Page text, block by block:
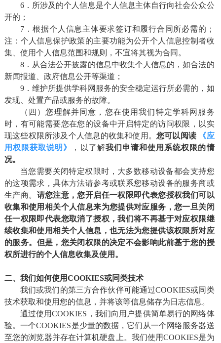
6．所涉及的个人信息是个人信息主体自行向社会公众公
开的；
7．根据个人信息主体要求签订和履行合同所必需的；
注：个人信息保护政策的主要功能为公开个人信息控制者收
集、使用个人信息范围和规则，不宜将其视为合同。
8．从合法公开披露的信息中收集个人信息的，如合法的
新闻报道、政府信息公开等渠道；
9．维护所提供学科网服务的安全稳定运行所必需的，如
发现、处置产品或服务的故障。
（四）您理解并同意，您在使用我们特定学科网服务
时，有可能需要您在您的设备中开启特定的访问权限，以实
现这些权限所涉及个人信息的收集和使用。您可以阅读
《应
用权限获取说明》
，以了解我们 申请和使用系统权限的情
况。
当您需要关闭特定权限时，大多数移动设备都会支持您
的这项需求，具体方法请参考或联系您移动设备的服务商或
生产商。 请您注意，您开启任一权限即代表您授权我们可以
收集和使用相关个人信息来为您提供对应服务，您一旦关闭
任一权限即代表您取消了授权，我们将不再基于对应权限继
续收集和使用相关个人信息，也无法为您提供该权限所对应
的服务。 但是，您关闭权限的决定不会影响此前基于您的授
权所进行的个人信息收集及使用。
二、我们如何使用COOKIES或同类技术
我们或我们的第三方合作伙伴可能通过COOKIES或同类
技术获取和使用您的信息，并将该等信息储存为日志信息。
通过使用COOKIES，我们向用户提供简单易行的网络体
验。一个COOKIES是少量的数据，它们从一个网络服务器送
至您的浏览器并存在计算机硬盘上。我们使用COOKIES是为